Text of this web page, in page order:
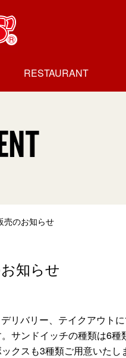
RESTAURANT
売のお知らせ
知らせ
リバリー、テイクアウト
サンドイッチの種類は6
クスも3種類ご用意いた